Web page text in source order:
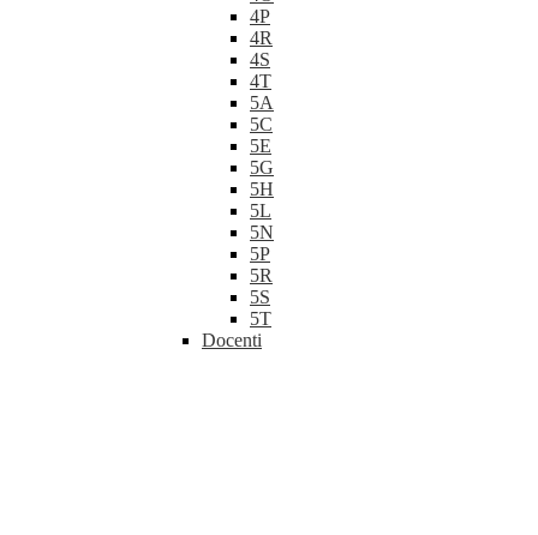
4P
4R
4S
4T
5A
5C
5E
5G
5H
5L
5N
5P
5R
5S
5T
Docenti